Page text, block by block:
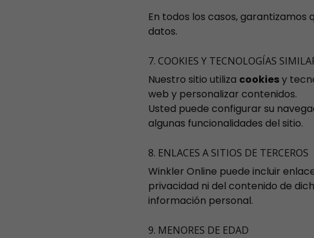
En todos los casos,
datos.
7. COOKIES Y TECNOLOGÍAS
Nuestro sitio utiliza cookiesy
web y personalizar contenidos.
Usted puede configurar su
algunas funcionalidades del sitio.
8. ENLACES A SITIOS DE TERCEROS
Winkler Online puede incluir
privacidad ni del contenido de
información personal.
9. MENORES DE EDAD